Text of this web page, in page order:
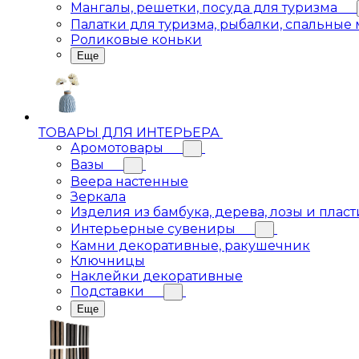
Мангалы, решетки, посуда для туризма
Палатки для туризма, рыбалки,
Роликовые коньки
Еще
ТОВАРЫ ДЛЯ ИНТЕРЬЕРА
Аромотовары
Вазы
Веера настенные
Зеркала
Изделия из бамбука, дерева, лозы и
Интерьерные сувениры
Камни декоративные, ракушечник
Ключницы
Наклейки декоративные
Подставки
Еще